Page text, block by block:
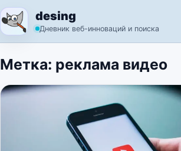
Перейти к содержимому
desing
Дневник веб-инноваций и поиска
Метка: реклама видео